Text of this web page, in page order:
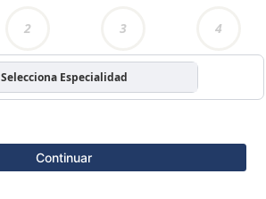
2 3 4
Selecciona Especialidad
Continuar